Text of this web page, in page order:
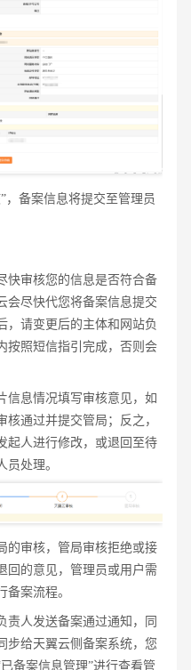
，备案信息将提交至管理员
快审核您的信息是否符合备
会尽快代您将备案信息提交
，请变更后的主体和网站负
按照短信指引完成，否则会
信息情况填写审核意见，如
通过并提交管局；反之，
起人进行修改，或退回至待
员处理。
的审核，管局审核拒绝或接
回的意见，管理员或用户需
案流程。
责人发送备案通过通知，同
步给天翼云侧备案系统，您
备案信息管理”进行查看管